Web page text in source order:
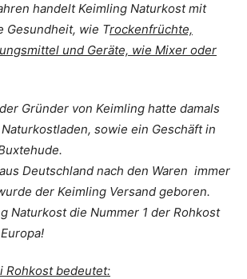
handelt Keimling Naturkost mit
Gesundheit, wie Trockenfrüchte,
und Geräte, wie Mixer oder
Gründer von Keimling hatte damals
sowie ein Geschäft in
Deutschland nach den Waren immer
der Keimling Versand geboren.
Naturkost die Nummer 1 der Rohkost
Rohkost bedeutet: